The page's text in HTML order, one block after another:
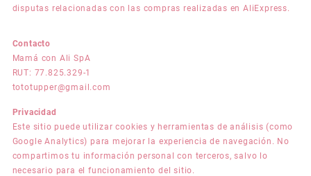
disputas relacionadas con las compras realizadas en AliExpress.
Contacto
Mamá con Ali SpA
RUT: 77.825.329-1
tototupper@gmail.com
Privacidad
Este sitio puede utilizar cookies y herramientas de análisis (como
Google Analytics) para mejorar la experiencia de navegación. No
compartimos tu información personal con terceros, salvo lo
necesario para el funcionamiento del sitio.